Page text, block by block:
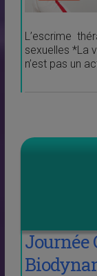
L’escrime
sexuelles *La
n’est pas un
Journée